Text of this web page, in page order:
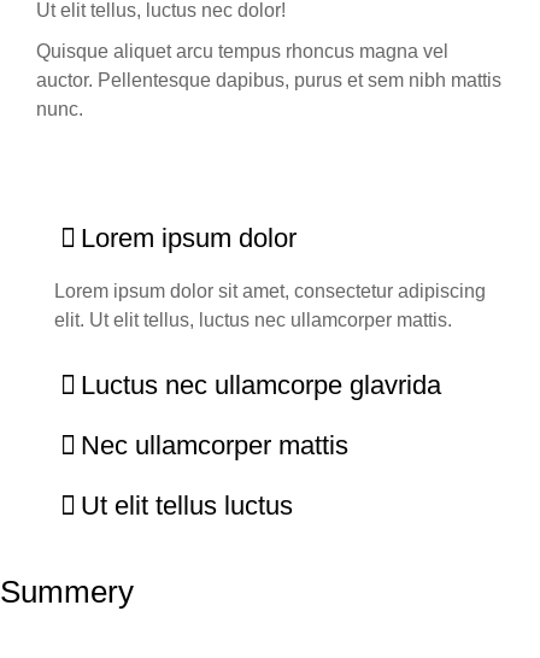
Ut elit tellus, luctus nec dolor!
Quisque aliquet arcu tempus rhoncus magna vel
auctor. Pellentesque dapibus, purus et sem nibh mattis
nunc.
Lorem ipsum dolor
Lorem ipsum dolor sit amet, consectetur adipiscing
elit. Ut elit tellus, luctus nec ullamcorper mattis.
Luctus nec ullamcorpe glavrida
Nec ullamcorper mattis
Ut elit tellus luctus
Summery